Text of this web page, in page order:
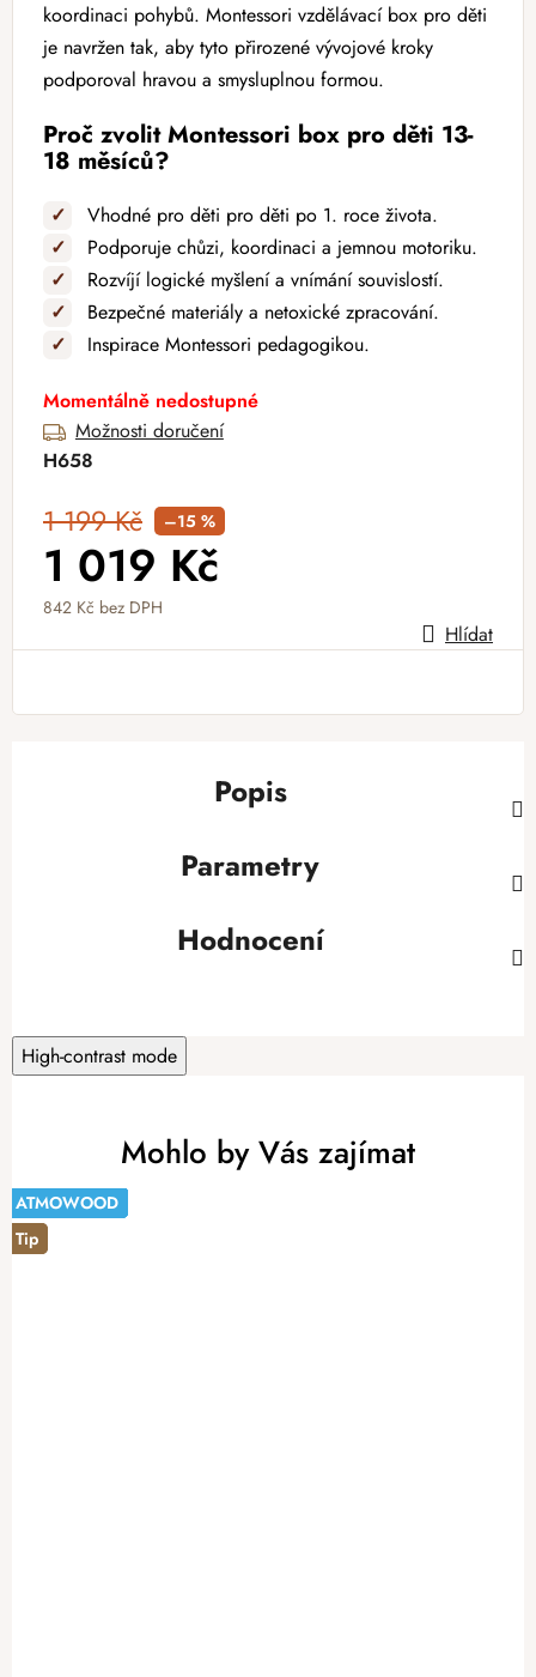
koordinaci pohybů. Montessori vzdělávací box pro děti
je navržen tak, aby tyto přirozené vývojové kroky
podporoval hravou a smysluplnou formou.
Proč zvolit Montessori box pro děti 13-
18 měsíců?
✓
Vhodné pro děti pro děti po 1. roce života.
✓
Podporuje chůzi, koordinaci a jemnou motoriku.
✓
Rozvíjí logické myšlení a vnímání souvislostí.
✓
Bezpečné materiály a netoxické zpracování.
✓
Inspirace Montessori pedagogikou.
Momentálně nedostupné
Možnosti doručení
H658
1 199 Kč –15 %
1 019 Kč
842 Kč bez DPH
Měrná cena: Hlídat
Popis
Parametry
Hodnocení
High-contrast mode
Mohlo by Vás zajímat
ATMOWOOD
-14%
ATMOWOOD
Tip
ATMOWOOD
ATMOWOOD
ATMOWOOD
ATMOWOOD
Tip
ATMOWOOD
Tip
ATMOWOOD
ATMOWOOD